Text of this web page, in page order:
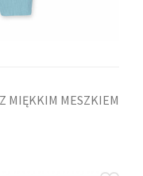
MIĘKKIM MESZKIEM